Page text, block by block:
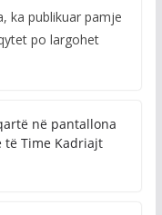
ka publikuar pamje
po largohet
në pantallona
të Time Kadriajt